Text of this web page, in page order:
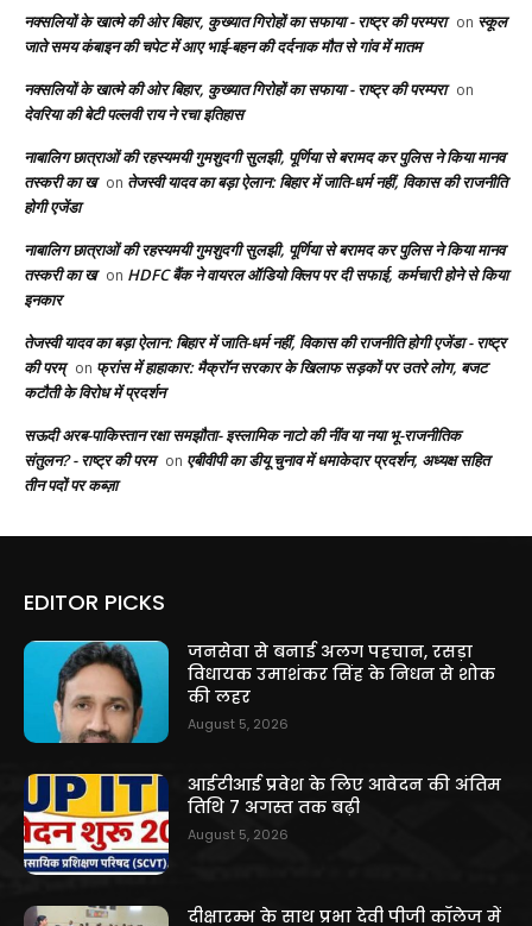
नक्सलियों के खात्मे की ओर बिहार, कुख्यात गिरोहों का सफाया - राष्ट्र की परम्परा on स्कूल
जाते समय कंबाइन की चपेट में आए भाई-बहन की दर्दनाक मौत से गांव में मातम
नक्सलियों के खात्मे की ओर बिहार, कुख्यात गिरोहों का सफाया - राष्ट्र की परम्परा on
देवरिया की बेटी पल्लवी राय ने रचा इतिहास
नाबालिग छात्राओं की रहस्यमयी गुमशुदगी सुलझी, पूर्णिया से बरामद कर पुलिस ने किया मानव
तस्करी का ख on तेजस्वी यादव का बड़ा ऐलान: बिहार में जाति-धर्म नहीं, विकास की राजनीति
होगी एजेंडा
नाबालिग छात्राओं की रहस्यमयी गुमशुदगी सुलझी, पूर्णिया से बरामद कर पुलिस ने किया मानव
तस्करी का ख on HDFC बैंक ने वायरल ऑडियो क्लिप पर दी सफाई, कर्मचारी होने से किया
इनकार
तेजस्वी यादव का बड़ा ऐलान: बिहार में जाति-धर्म नहीं, विकास की राजनीति होगी एजेंडा - राष्ट्र
की परम् on फ्रांस में हाहाकार: मैक्रॉन सरकार के खिलाफ सड़कों पर उतरे लोग, बजट
कटौती के विरोध में प्रदर्शन
सऊदी अरब-पाकिस्तान रक्षा समझौता- इस्लामिक नाटो की नींव या नया भू-राजनीतिक
संतुलन? - राष्ट्र की परम on एबीवीपी का डीयू चुनाव में धमाकेदार प्रदर्शन, अध्यक्ष सहित
तीन पदों पर कब्ज़ा
EDITOR PICKS
जनसेवा से बनाई अलग पहचान, रसड़ा
विधायक उमाशंकर सिंह के निधन से शोक
की लहर
August 5, 2026
आईटीआई प्रवेश के लिए आवेदन की अंतिम
तिथि 7 अगस्त तक बढ़ी
August 5, 2026
दीक्षारम्भ के साथ प्रभा देवी पीजी कॉलेज में